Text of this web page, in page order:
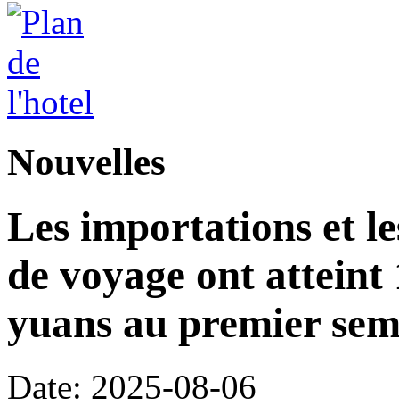
Nouvelles
Les importations et
de voyage ont
yuans au premier
Date: 2025-08-06